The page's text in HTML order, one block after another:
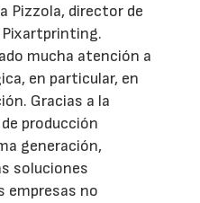
Pizzola, director de
mucha atención a
en particular, en
Gracias a la
producción
generación,
soluciones
empresas no